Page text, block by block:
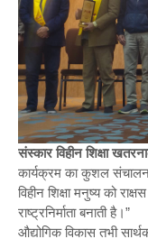
संस्कार विहीन शिक्षा
कार्यक्रम का कुशल
विहीन शिक्षा मनुष्य को
राष्ट्रनिर्माता बनाती है।”
औद्योगिक विकास तभी